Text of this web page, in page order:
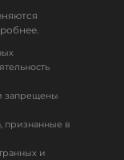
запрещены
признанные в
и